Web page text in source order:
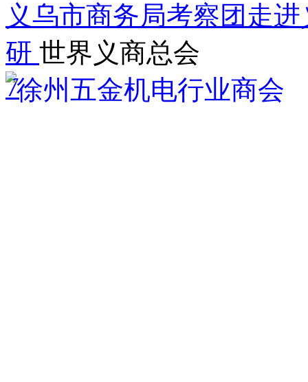
义乌市商务局考察团走
研 世界义商总会
7